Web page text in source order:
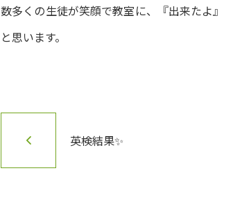
数多くの生徒が笑顔で教室に、『出来たよ
と思います。
英検結果✨